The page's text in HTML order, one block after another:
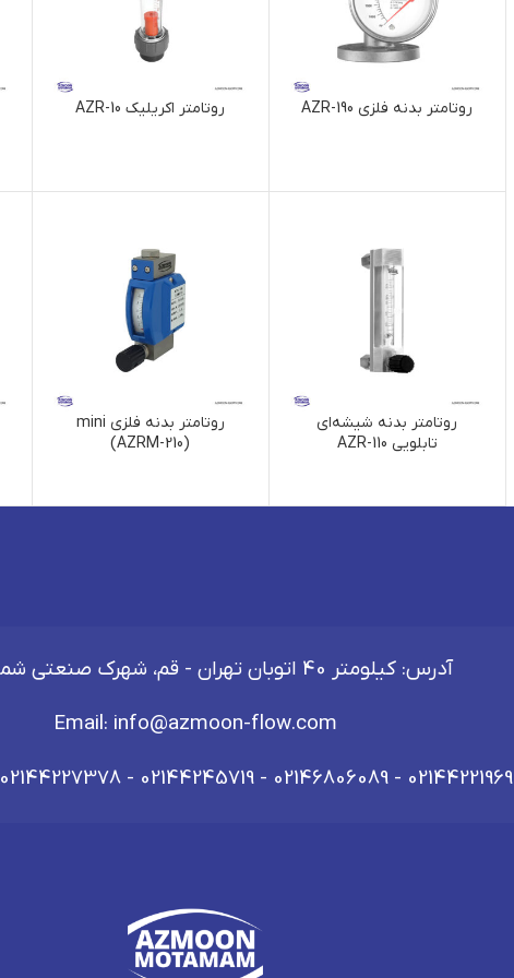
روتامتر بدنه فلزی AZR-190
روتامتر اکریلیک AZR-10
روتامتر بدنه شیشه‌ای
تابلویی AZR-110
روتامتر بدنه فلزی mini
(AZRM-210)
آدرس: کیلومتر 40 اتوبان تهران - قم، شهرک صنعتی شمس آباد
Email: info@azmoon-flow.com
02144221969
-
02146806089
-
02144245719
-
02144227378